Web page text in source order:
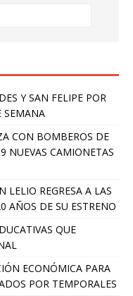
Y SAN FELIPE POR
SEMANA
CON BOMBEROS DE
NUEVAS CAMIONETAS
LELIO REGRESA A LAS
AÑOS DE SU ESTRENO
QUE
ECONÓMICA PARA
POR TEMPORALES